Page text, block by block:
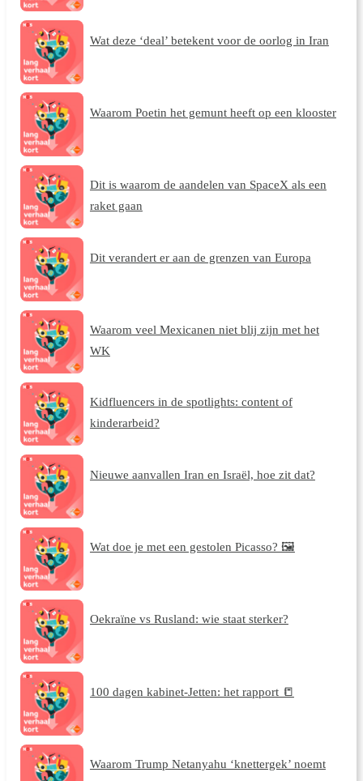
Wat deze ‘deal’ betekent voor de oorlog in Iran
Waarom Poetin het gemunt heeft op een klooster
Dit is waarom de aandelen van SpaceX als een
raket gaan
Dit verandert er aan de grenzen van Europa
Waarom veel Mexicanen niet blij zijn met het
WK
Kidfluencers in de spotlights: content of
kinderarbeid?
Nieuwe aanvallen Iran en Israël, hoe zit dat?
Wat doe je met een gestolen Picasso? 🖼️
Oekraïne vs Rusland: wie staat sterker?
100 dagen kabinet-Jetten: het rapport 📒
Waarom Trump Netanyahu ‘knettergek’ noemt